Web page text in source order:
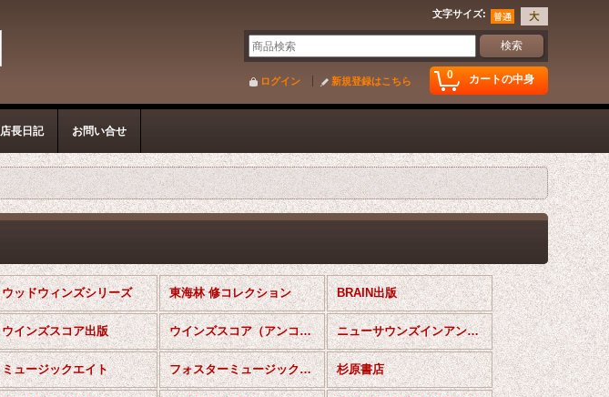
文字サイズ:
0 カートの中身
ログイン 新規登録はこちら
店長日記 お問い合せ
ウッドウィンズシリーズ 東海林 修コレクション BRAIN出版
ウインズスコア出版 ウインズスコア（アンコンセレクション） ニューサウンズインアンサンブル
ミュージックエイト フォスターミュージック出版 杉原書店